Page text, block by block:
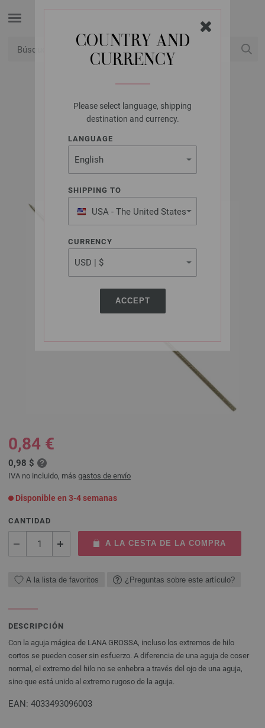
COUNTRY AND
CURRENCY
Please select language, shipping
destination and currency.
LANGUAGE
SHIPPING TO
USA - The United States
of America
CURRENCY
ACCEPT
LANA GROSSA
AGUJA MÁGICA
0,84 €
0,98 $
IVA no incluido, más gastos de envío
Disponible en 3-4 semanas
CANTIDAD
A LA CESTA DE LA COMPRA
A la lista de favoritos ¿Preguntas sobre este artículo?
DESCRIPCIÓN
Con la aguja mágica de LANA GROSSA, incluso los extremos de hilo
cortos se pueden coser sin esfuerzo. A diferencia de una aguja de coser
normal, el extremo del hilo no se enhebra a través del ojo de una aguja,
sino que está unido al extremo rugoso de la aguja.
EAN: 4033493096003